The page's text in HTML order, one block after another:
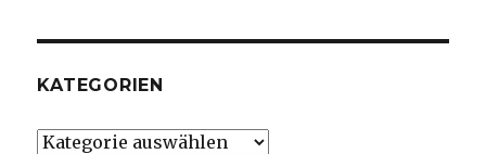
KATEGORIEN
Kategorien